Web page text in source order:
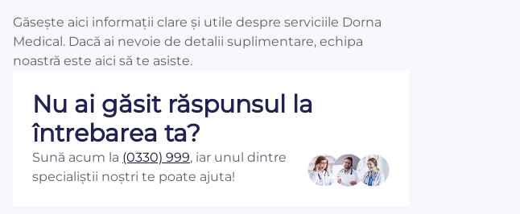
Găsește aici informații clare și utile despre serviciile Dorna
Medical. Dacă ai nevoie de detalii suplimentare, echipa
noastră este aici să te asiste.
Nu ai găsit răspunsul la
întrebarea ta?
Sună acum la (0330) 999, iar unul dintre
specialiștii noștri te poate ajuta!